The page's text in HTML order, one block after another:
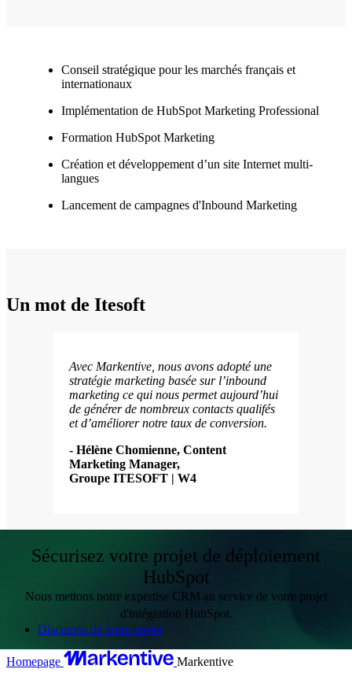
Conseil stratégique pour les marchés français et
internationaux
Implémentation de HubSpot Marketing Professional
Formation HubSpot Marketing
Création et développement d’un site Internet multi-
langues
Lancement de campagnes d'Inbound Marketing
Un mot de Itesoft
Avec Markentive, nous avons adopté une
stratégie marketing basée sur l’inbound
marketing ce qui nous permet aujourd’hui
de générer de nombreux contacts qualifés
et d’améliorer notre taux de conversion.
- Hélène Chomienne, Content
Marketing Manager,
Groupe ITESOFT | W4
Sécurisez votre projet de déploiement
HubSpot
Nous mettons notre expertise CRM au service de votre projet
d'intégration HubSpot.
Discutons de votre projet
Homepage Markentive